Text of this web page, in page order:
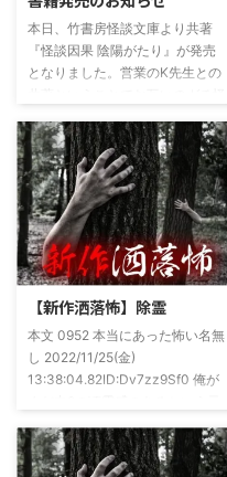
本日、竹書房怪談文庫より共著
『怪談因果 陰陽がたり』が発売
となりました。営業のK先生との
上げましたので内容の濃さ・面白
さは保証します。ぜひともご購入
くださいませ。 書影かっこいい
ですね！帯の煽り文句も最高です
(^^)v購入ページ
https://amzn.to/49NrwuE特設ペ
ージ
54ee5238af1
【新作洒落怖】除霊
本文 0952 本当にあった怖い名無
し 2022/11/25(金)
13:38:04.82ID:Dv7zz9Sf0 俺が
(以後A)は頻繁に「あ、あそこに
いる」だとか誰もおらんとこに挨